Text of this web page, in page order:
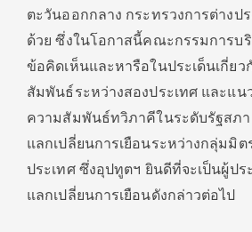
ตะวันออกกลาง กระทรวงการต่างป
ด้วย ซึ่งในโอกาสนี้คณะกรรมการบ
ข้อคิดเห็นและหารือในประเด็นเกี่ย
สัมพันธ์ระหว่างสองประเทศ และแน
ความสัมพันธ์ทวิภาคีในระดับรัฐสภา
แลกเปลี่ยนการเยือนระหว่างกลุ่มมิ
ประเทศ ซึ่งอุปทูตฯ ยินดีที่จะเป็นผู้ปร
แลกเปลี่ยนการเยือนดังกล่าวต่อไป